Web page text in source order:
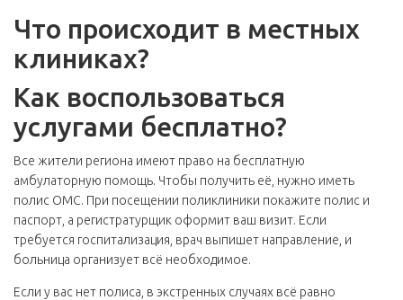
Что происходит в местных
клиниках?
Как воспользоваться
услугами бесплатно?
Все жители региона имеют право на бесплатную
амбулаторную помощь. Чтобы получить её, нужно иметь
полис ОМС. При посещении поликлиники покажите полис и
паспорт, а регистратурщик оформит ваш визит. Если
требуется госпитализация, врач выпишет направление, и
больница организует всё необходимое.
Если у вас нет полиса, в экстренных случаях всё равно